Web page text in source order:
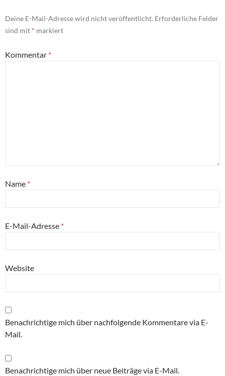
Deine E-Mail-Adresse wird nicht veröffentlicht. Erforderliche Felder
sind mit * markiert
Kommentar *
Name *
E-Mail-Adresse *
Website
Benachrichtige mich über nachfolgende Kommentare via E-
Mail.
Benachrichtige mich über neue Beiträge via E-Mail.